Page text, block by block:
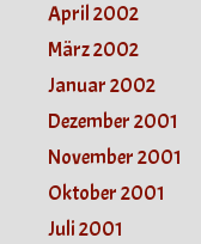
April 2002
März 2002
Januar 2002
Dezember 2001
November 2001
Oktober 2001
Juli 2001